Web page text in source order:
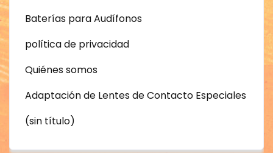
Baterías para Audífonos
política de privacidad
Quiénes somos
Adaptación de Lentes de Contacto Especiales
(sin título)